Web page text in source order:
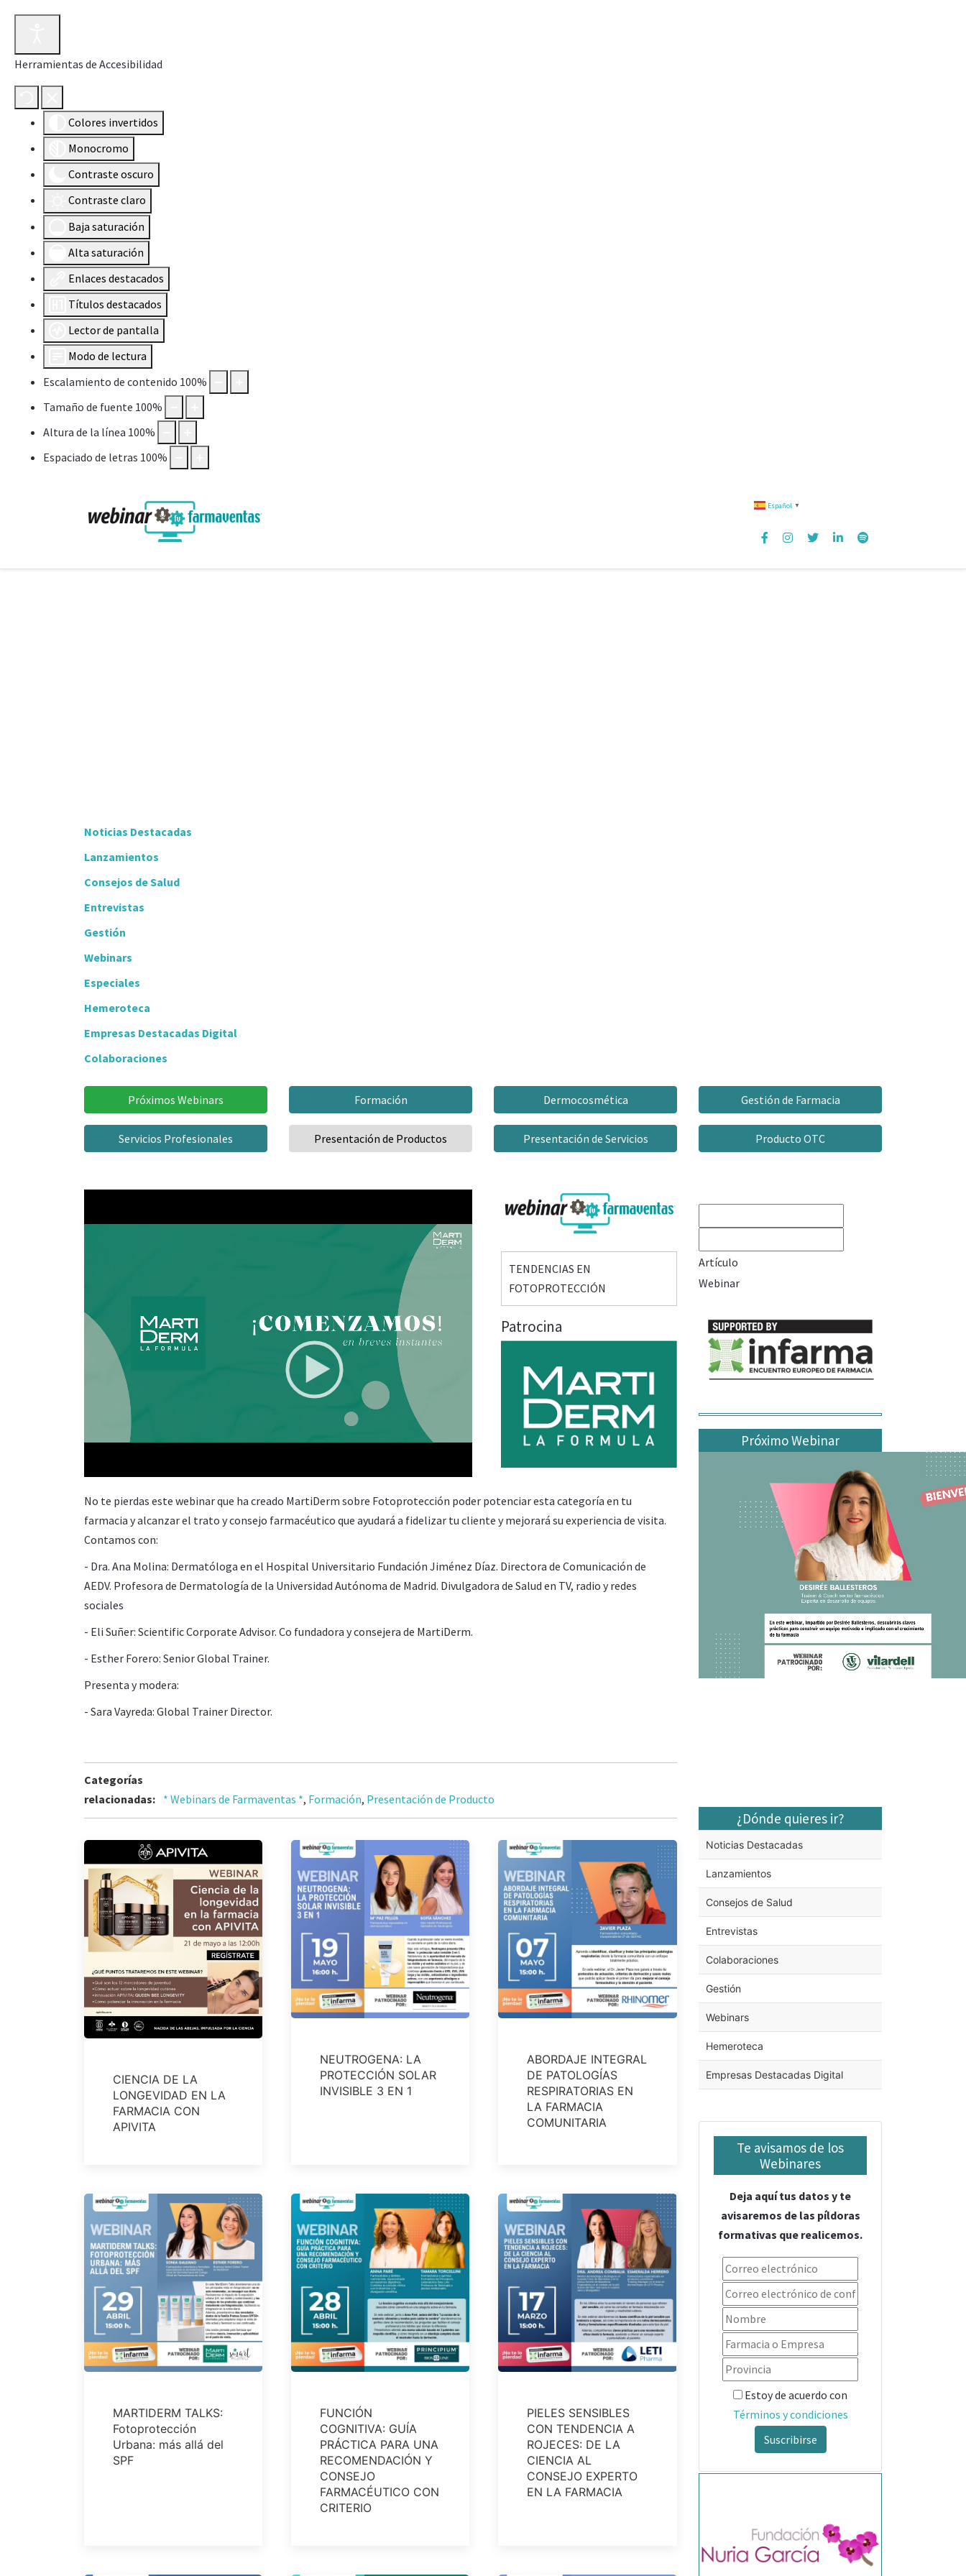
Herramientas de Accesibilidad
Colores invertidos
Monocromo
Contraste oscuro
Contraste claro
Baja saturación
Alta saturación
Enlaces destacados
Títulos destacados
Lector de pantalla
Modo de lectura
Escalamiento de contenido 100%
Tamaño de fuente 100%
Altura de la línea 100%
Espaciado de letras 100%
Español ▼
Noticias Destacadas
Lanzamientos
Consejos de Salud
Entrevistas
Gestión
Webinars
Especiales
Hemeroteca
Empresas Destacadas Digital
Colaboraciones
Próximos Webinars
Servicios Profesionales
Formación
Presentación de Productos
Dermocosmética
Presentación de Servicios
Gestión de Farmacia
Producto OTC
TENDENCIAS EN
FOTOPROTECCIÓN
Patrocina
No te pierdas este webinar que ha creado MartiDerm sobre Fotoprotección poder potenciar esta categoría en tu
farmacia y alcanzar el trato y consejo farmacéutico que ayudará a fidelizar tu cliente y mejorará su experiencia de visita.
Contamos con:
- Dra. Ana Molina: Dermatóloga en el Hospital Universitario Fundación Jiménez Díaz. Directora de Comunicación de
AEDV. Profesora de Dermatología de la Universidad Autónoma de Madrid. Divulgadora de Salud en TV, radio y redes
sociales
- Eli Suñer: Scientific Corporate Advisor. Co fundadora y consejera de MartiDerm.
- Esther Forero: Senior Global Trainer.
Presenta y modera:
- Sara Vayreda: Global Trainer Director.
Categorías
relacionadas: * Webinars de Farmaventas *, Formación, Presentación de Producto
CIENCIA DE LA
LONGEVIDAD EN LA
FARMACIA CON
APIVITA
NEUTROGENA: LA
PROTECCIÓN SOLAR
INVISIBLE 3 EN 1
ABORDAJE INTEGRAL
DE PATOLOGÍAS
RESPIRATORIAS EN
LA FARMACIA
COMUNITARIA
MARTIDERM TALKS:
Fotoprotección
Urbana: más allá del
SPF
FUNCIÓN
COGNITIVA: GUÍA
PRÁCTICA PARA UNA
RECOMENDACIÓN Y
CONSEJO
FARMACÉUTICO CON
CRITERIO
PIELES SENSIBLES
CON TENDENCIA A
ROJECES: DE LA
CIENCIA AL
CONSEJO EXPERTO
EN LA FARMACIA
Artículo
Webinar
Próximo Webinar
¿Dónde quieres ir?
Noticias Destacadas
Lanzamientos
Consejos de Salud
Entrevistas
Colaboraciones
Gestión
Webinars
Hemeroteca
Empresas Destacadas Digital
Te avisamos de los
Webinares
Deja aquí tus datos y te
avisaremos de las píldoras
formativas que realicemos.
Estoy de acuerdo con
Términos y condiciones
Suscribirse